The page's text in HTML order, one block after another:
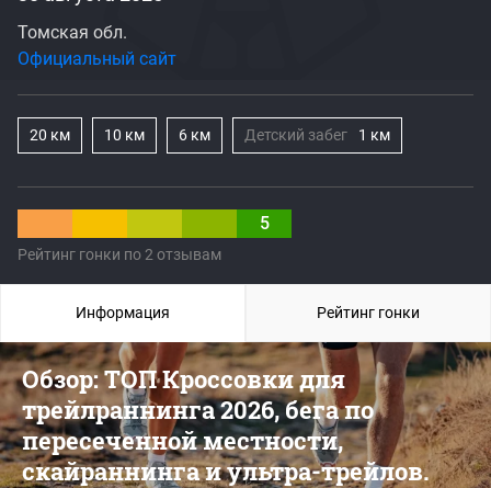
5
Рейтинг гонки по 2 отзывам
Томская обл.
Официальный сайт
20 км 10 км 6 км Детский забег 1 км
Обзор: ТОП Кроссовки для
трейлраннинга 2026, бега по
пересеченной местности,
скайраннинга и ультра-трейлов.
Информация Рейтинг гонки